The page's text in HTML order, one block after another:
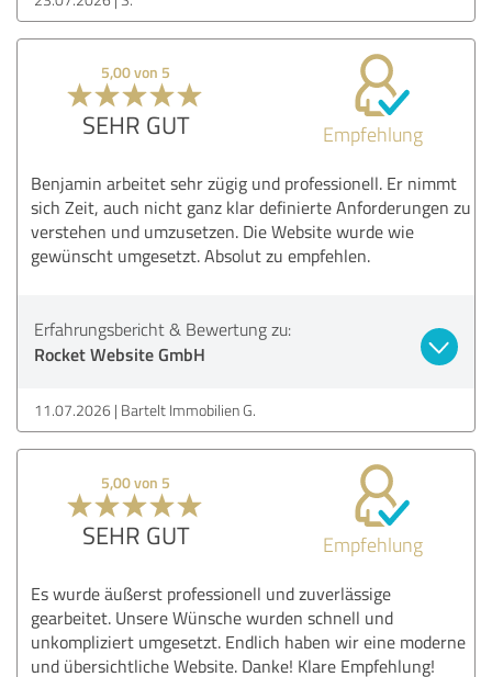
5,00 von 5
SEHR GUT Empfehlung
Benjamin arbeitet sehr zügig und professionell. Er nimmt
sich Zeit, auch nicht ganz klar definierte Anforderungen zu
verstehen und umzusetzen. Die Website wurde wie
gewünscht umgesetzt. Absolut zu empfehlen.
Erfahrungsbericht & Bewertung zu:
Rocket Website GmbH
11.07.2026 Bartelt Immobilien G.
5,00 von 5
SEHR GUT Empfehlung
Es wurde äußerst professionell und zuverlässige
gearbeitet. Unsere Wünsche wurden schnell und
unkompliziert umgesetzt. Endlich haben wir eine moderne
und übersichtliche Website. Danke! Klare Empfehlung!